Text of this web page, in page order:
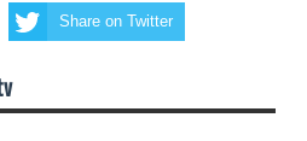
Share on Twitter